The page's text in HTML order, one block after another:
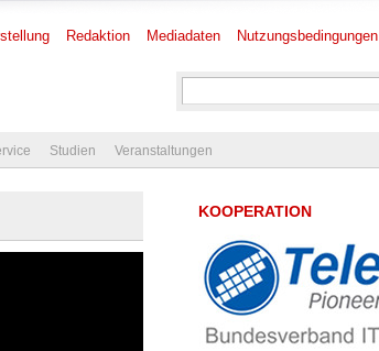
Redaktion Mediadaten Nutzungsbedingungen
Studien Veranstaltungen
KOOPERATION